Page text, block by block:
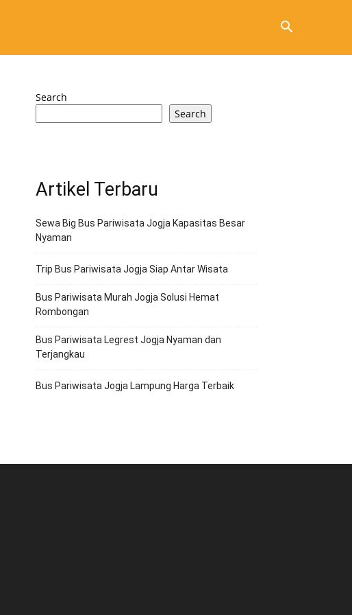
Search
Search
Artikel Terbaru
Sewa Big Bus Pariwisata Jogja Kapasitas Besar
Nyaman
Trip Bus Pariwisata Jogja Siap Antar Wisata
Bus Pariwisata Murah Jogja Solusi Hemat
Rombongan
Bus Pariwisata Legrest Jogja Nyaman dan
Terjangkau
Bus Pariwisata Jogja Lampung Harga Terbaik